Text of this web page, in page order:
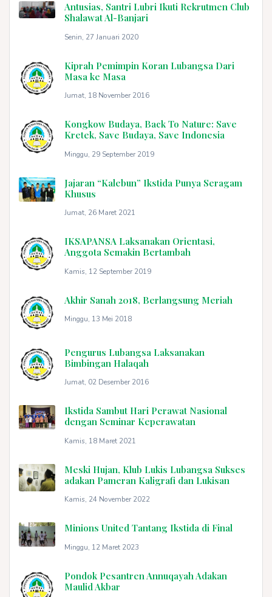
Antusias, Santri Lubri Ikuti Rekrutmen Club
Shalawat Al-Banjari
Senin, 27 Januari 2020
Kiprah Pemimpin Koran Lubangsa Dari
Masa ke Masa
Jumat, 18 November 2016
Kongkow Budaya, Back To Nature: Save
Kretek, Save Budaya, Save Indonesia
Minggu, 29 September 2019
Jajaran “Kalebun” Ikstida Punya Seragam
Khusus
Jumat, 26 Maret 2021
IKSAPANSA Laksanakan Orientasi,
Anggota Semakin Bertambah
Kamis, 12 September 2019
Akhir Sanah 2018, Berlangsung Meriah
Minggu, 13 Mei 2018
Pengurus Lubangsa Laksanakan
Bimbingan Halaqah
Jumat, 02 Desember 2016
Ikstida Sambut Hari Perawat Nasional
dengan Seminar Keperawatan
Kamis, 18 Maret 2021
Meski Hujan, Klub Lukis Lubangsa Sukses
adakan Pameran Kaligrafi dan Lukisan
Kamis, 24 November 2022
Minions United Tantang Ikstida di Final
Minggu, 12 Maret 2023
Pondok Pesantren Annuqayah Adakan
Maulid Akbar